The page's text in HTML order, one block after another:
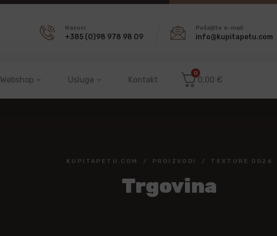
Nazovi
+385 (0)98 978 98 09
Pošaljite e-mail
info@kupitapetu.com
Webshop Usluge Kontakt
0
0,00 €
KUPITAPETU.COM PROIZVODI TEXTURE 0026
Trgovina